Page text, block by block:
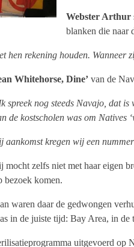
Webster Arthur
blanken die naar
hen rekening houden.
Whitehorse, Dine’ van de
spreek nog steeds Navajo, dat
de kostscholen was om Natives
aankomst kregen wij een
mocht zelfs niet met haar eigen
bezoek komen.
waren daar de gedwongen
in de juiste tijd: Bay Area, in de
uitgevoerd op